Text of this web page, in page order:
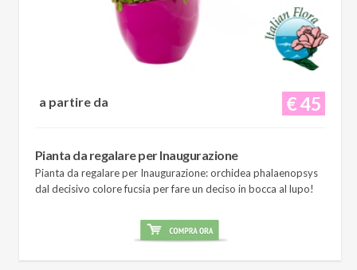
€ 45
a partire da
Pianta da regalare per Inaugurazione
Pianta da regalare per Inaugurazione: orchidea phalaenopsys
dal decisivo colore fucsia per fare un deciso in bocca al lupo!